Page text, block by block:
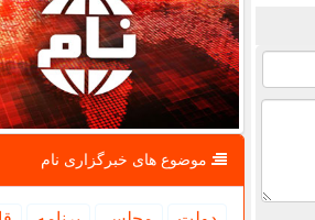
موضوع های خبرگزاری نام